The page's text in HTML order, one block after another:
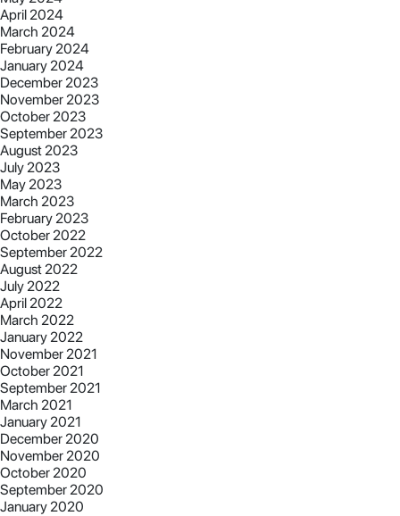
April 2024
March 2024
February 2024
January 2024
December 2023
November 2023
October 2023
September 2023
August 2023
July 2023
May 2023
March 2023
February 2023
October 2022
September 2022
August 2022
July 2022
April 2022
March 2022
January 2022
November 2021
October 2021
September 2021
March 2021
January 2021
December 2020
November 2020
October 2020
September 2020
January 2020